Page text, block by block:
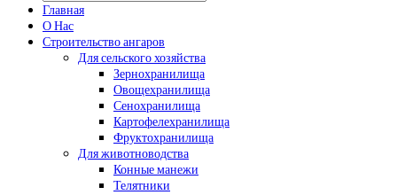
Главная
О Нас
Строительство ангаров
Для сельского хозяйства
Зернохранилища
Овощехранилища
Сенохранилища
Картофелехранилища
Фруктохранилища
Для животноводства
Конные манежи
Телятники